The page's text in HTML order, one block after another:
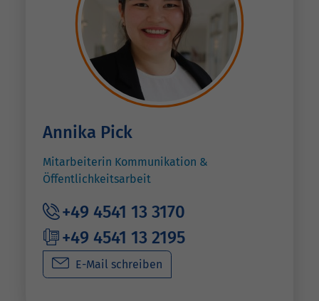
Annika Pick
Mitarbeiterin Kommunikation &
Öffentlichkeitsarbeit
+49 4541 13 3170
+49 4541 13 2195
E-Mail schreiben